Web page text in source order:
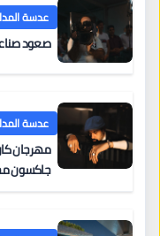
عدسة
صعود
عدسة
جاكسون